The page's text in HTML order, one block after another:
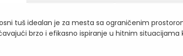
tuš idealan je za mesta sa ograničenim
brzo i efikasno ispiranje u hitnim situacijama